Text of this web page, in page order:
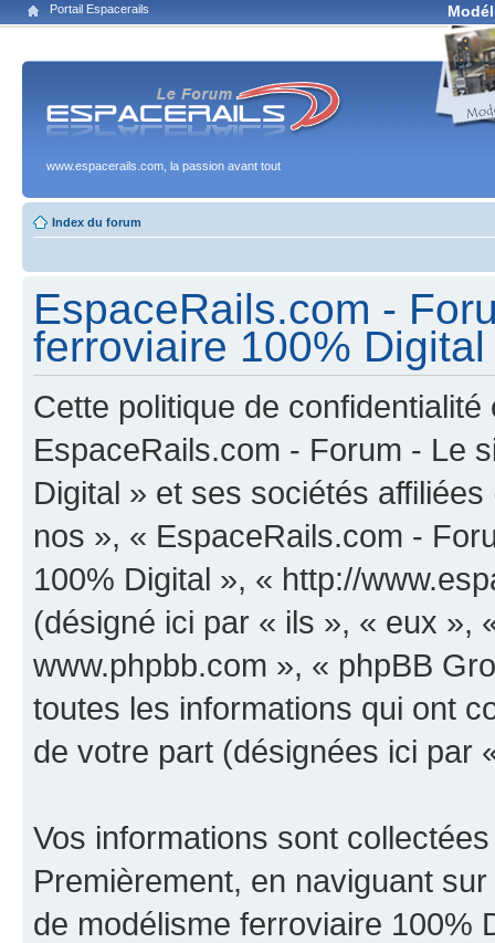
Portail Espacerails
www.espacerails.com, la passion avant tout
Index du forum
EspaceRails.com -
ferroviaire 100%
Cette politique de
EspaceRails.com - Forum - Le
Digital » et ses sociétés
nos », « EspaceRails.com -
100% Digital », « http://
(désigné ici par « ils », « eux »,
www.phpbb.com », « phpBB
toutes les informations qui ont
de votre part (désignées ici par
Vos informations sont
Premièrement, en naviguant
de modélisme ferroviaire 100%